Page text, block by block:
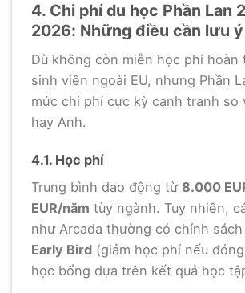
4. Chi phí du học Phần Lan
2026: Những điều cần lưu ý
Dù không còn miễn học phí hoàn
sinh viên ngoài EU, nhưng Phần
mức chi phí cực kỳ cạnh tranh so
hay Anh.
4.1. Học phí
Trung bình dao động từ 8.000
EUR/năm tùy ngành. Tuy nhiên,
như Arcada thường có chính sách
Early Bird (giảm học phí nếu
học bổng dựa trên kết quả học